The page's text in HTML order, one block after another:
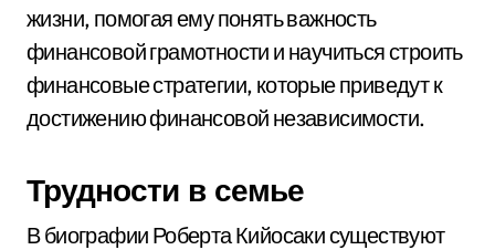
жизни, помогая ему понять важность
финансовой грамотности и научиться строить
финансовые стратегии, которые приведут к
достижению финансовой независимости.
Трудности в семье
В биографии Роберта Кийосаки существуют